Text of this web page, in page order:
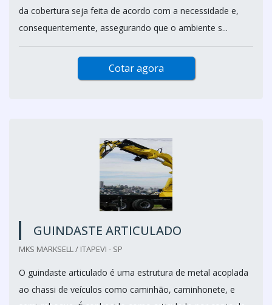
da cobertura seja feita de acordo com a necessidade e,
consequentemente, assegurando que o ambiente s...
Cotar agora
GUINDASTE ARTICULADO
MKS MARKSELL / ITAPEVI - SP
O guindaste articulado é uma estrutura de metal acoplada
ao chassi de veículos como caminhão, caminhonete, e